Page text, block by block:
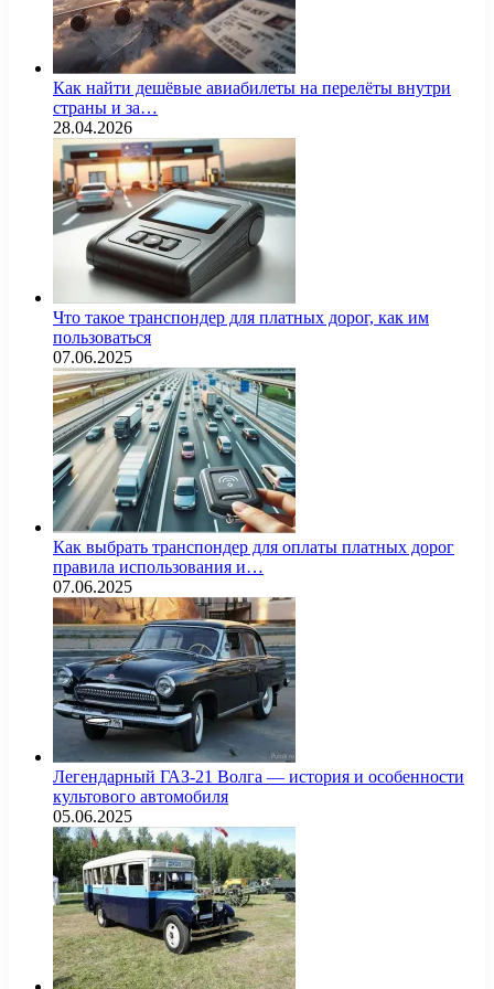
Как найти дешёвые авиабилеты на перелёты внутри
страны и за…
28.04.2026
Что такое транспондер для платных дорог, как им
пользоваться
07.06.2025
Как выбрать транспондер для оплаты платных дорог
правила использования и…
07.06.2025
Легендарный ГАЗ-21 Волга — история и особенности
культового автомобиля
05.06.2025